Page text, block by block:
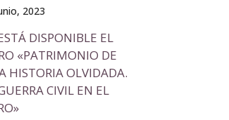
2023
DISPONIBLE EL
«PATRIMONIO DE
HISTORIA OLVIDADA.
CIVIL EN EL